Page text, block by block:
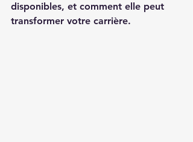
disponibles, et comment elle peut
transformer votre carrière.